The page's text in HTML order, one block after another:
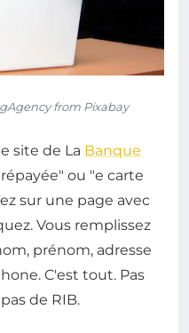
from Pixabay
site de La Banque
ou "e carte
sur une page avec
Vous remplissez
prénom, adresse
C'est tout. Pas
de RIB.